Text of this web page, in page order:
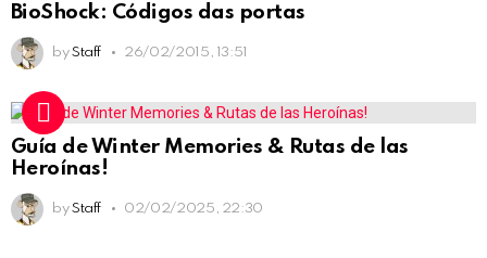
BioShock: Códigos das portas
by Staff 26/02/2015, 13:51
Guía de Winter Memories & Rutas de las
Heroínas!
by Staff 02/02/2025, 22:30